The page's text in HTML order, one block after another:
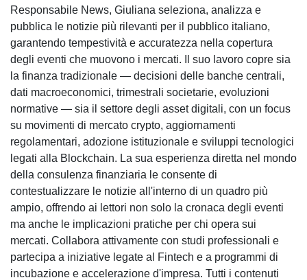
Responsabile News, Giuliana seleziona, analizza e
pubblica le notizie più rilevanti per il pubblico italiano,
garantendo tempestività e accuratezza nella copertura
degli eventi che muovono i mercati. Il suo lavoro copre sia
la finanza tradizionale — decisioni delle banche centrali,
dati macroeconomici, trimestrali societarie, evoluzioni
normative — sia il settore degli asset digitali, con un focus
su movimenti di mercato crypto, aggiornamenti
regolamentari, adozione istituzionale e sviluppi tecnologici
legati alla Blockchain. La sua esperienza diretta nel mondo
della consulenza finanziaria le consente di
contestualizzare le notizie all'interno di un quadro più
ampio, offrendo ai lettori non solo la cronaca degli eventi
ma anche le implicazioni pratiche per chi opera sui
mercati. Collabora attivamente con studi professionali e
partecipa a iniziative legate al Fintech e a programmi di
incubazione e accelerazione d'impresa. Tutti i contenuti